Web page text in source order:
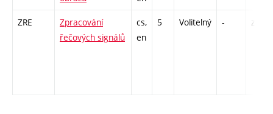
ZRE
Zpracování
řečových signálů
cs,
en
5 Volitelný - zk